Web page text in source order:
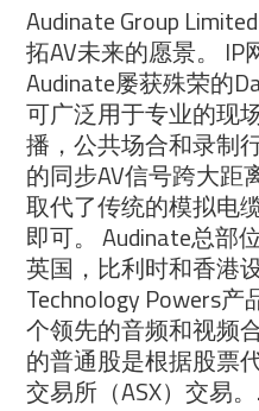
Audinate Group
拓AV未来的愿景。 IP
Audinate屡获殊荣的
可广泛用于专业的现
播，公共场合和录制
的同步AV信号跨大距
取代了传统的模拟电
即可。 Audinate总部
英国，比利时和香港
Technology Powers
个领先的音频和视频
的普通股是根据股票
交易所（ASX）交易。.